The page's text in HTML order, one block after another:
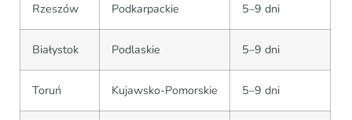
Rzeszów Podkarpackie 5–9 dni
Białystok Podlaskie 5–9 dni
Toruń Kujawsko-Pomorskie 5–9 dni